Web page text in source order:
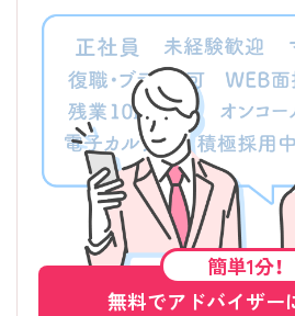
簡単1分！
無料でアドバイザー